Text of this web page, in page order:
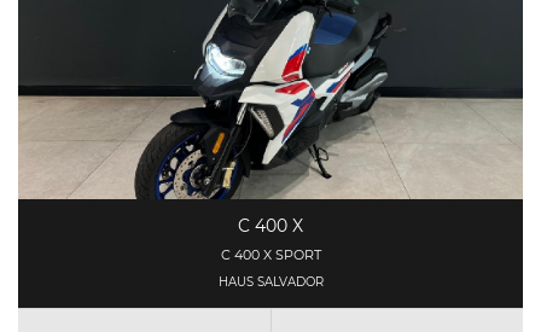
C 400 X
C 400 X SPORT
HAUS SALVADOR